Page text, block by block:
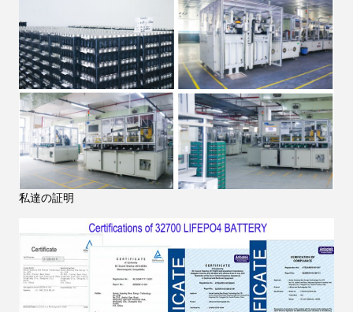
私達の証明